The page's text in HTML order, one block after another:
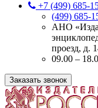
+7 (499) 685-
(499) 685-
АНО
проезд, д.
09.00 –
Заказать звонок